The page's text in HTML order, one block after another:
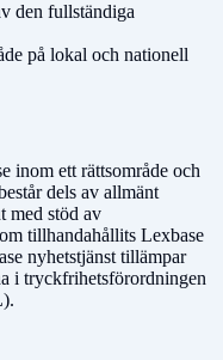
den fullständiga
på lokal och nationell
inom ett rättsområde och
dels av allmänt
med stöd av
tillhandahållits Lexbase
nyhetstjänst tillämpar
i tryckfrihetsförordningen